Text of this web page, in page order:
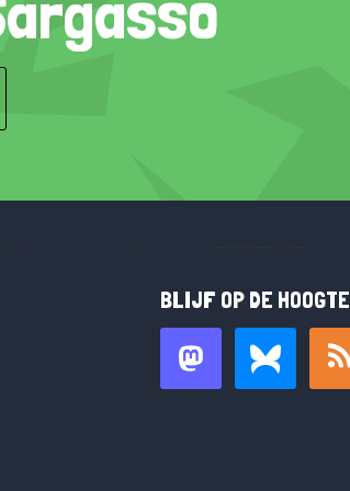
BLIJF OP DE HOOGTE